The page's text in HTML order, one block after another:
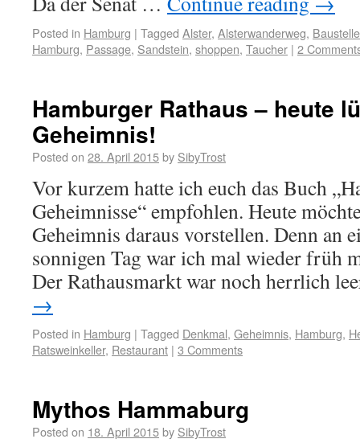
Posted in Hamburg | Tagged Alster, Alsterwanderweg, Baustelle
Hamburg, Passage, Sandstein, shoppen, Taucher | 2
Hamburger Rathaus – heute
Geheimnis!
Posted on 28. April 2015by SibyTrost
Vor kurzem hatte ich euch das Buch
Geheimnisse“ empfohlen. Heute
Geheimnis daraus vorstellen. Denn an
sonnigen Tag war ich mal wieder früh
Der Rathausmarkt war noch herrlich
→
Posted in Hamburg | Tagged Denkmal, Geheimnis, Hamburg,
Ratsweinkeller, Restaurant | 3 Comments
Mythos Hammaburg
Posted on 18. April 2015by SibyTrost